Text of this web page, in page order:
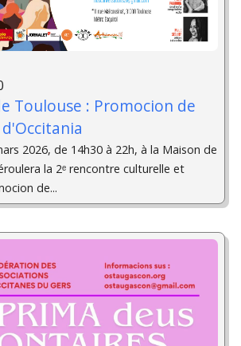
Toulouse : Promocion de
2026, de 14h30 à 22h, à la Maison de
la 2ᵉ rencontre culturelle et
de...